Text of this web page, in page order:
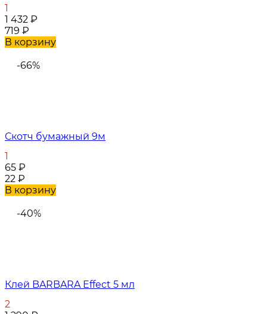
1
1 432 ₽
719 ₽
В корзину
-66%
Скотч бумажный 9м
1
65 ₽
22 ₽
В корзину
-40%
Клей BARBARA Effect 5 мл
2